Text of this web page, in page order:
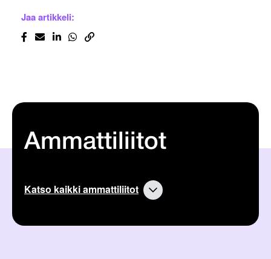
Jaa artikkeli:
Ammattiliitot
Katso kaikki ammattiliitot